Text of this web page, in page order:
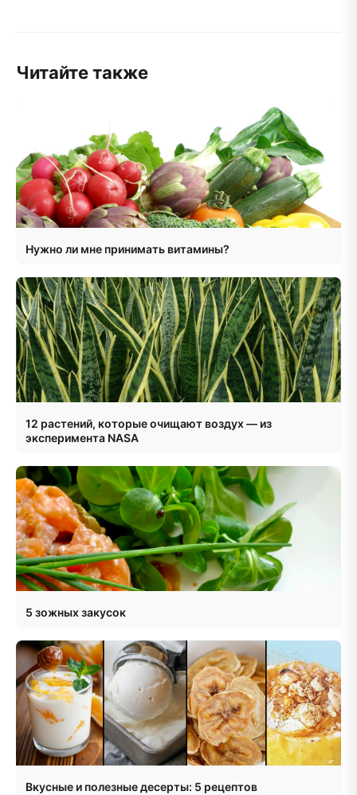
Читайте также
Нужно ли мне принимать витамины?
12 растений, которые очищают воздух — из
эксперимента NASA
5 зожных закусок
Вкусные и полезные десерты: 5 рецептов